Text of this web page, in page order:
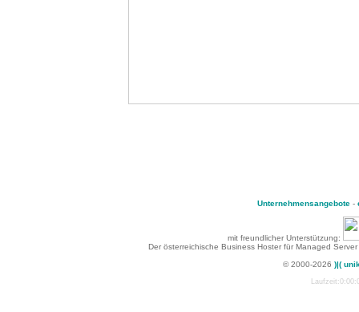
Unternehmensangebote-
mit freundlicher Unterstützung:
Der österreichische Business Hoster für Managed
© 2000-2026 )|(